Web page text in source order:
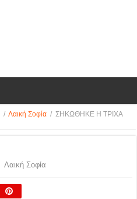
/ Λαική Σοφία / ΣΗΚΩΘΗΚΕ Η ΤΡΙΧΑ
Λαική Σοφία